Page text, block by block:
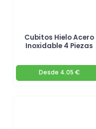
Cubitos Hielo Acero
Inoxidable 4 Piezas
Desde 4.05 €